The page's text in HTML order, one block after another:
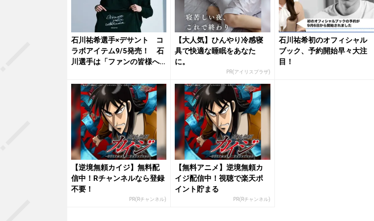
石川祐希選手×デサント コ
ラボアイテム9/5発売！ 石
川選手は「ファンの皆様へ
【大人気】ひんやり冷感寝
具で快適な睡眠をあなた
に。
PR(アイリスプラザ)
石川祐希初のオフィシャル
ブック、予約開始早々大注
目！
【逆境無頼カイジ】無料配
信中！Rチャンネルなら登録
不要！
PR(Rチャンネル)
【無料アニメ】逆境無頼カ
イジ配信中！視聴で楽天ポ
イント貯まる
PR(Rチャンネル)